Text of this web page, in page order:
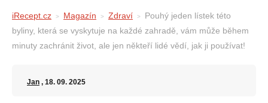
iRecept.cz Magazín Zdraví
Pouhý jeden lístek této
byliny, která se vyskytuje na každé zahradě, vám může během
minuty zachránit život, ale jen někteří lidé vědí, jak ji používat!
Jan , 18. 09. 2025